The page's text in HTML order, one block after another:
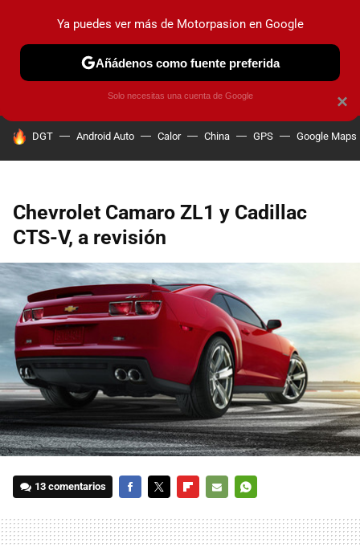
PRUEBAS COCHES ELÉCTRICOS OBSERVATORIO
HOY SE HABLA DE
DGT Android Auto Calor China GPS Google Maps
Chevrolet Camaro ZL1 y Cadillac
CTS-V, a revisión
13 comentarios
MAIL
×
Ya puedes ver más de Motorpasion en Google
Añádenos como fuente preferida
Solo necesitas una cuenta de Google